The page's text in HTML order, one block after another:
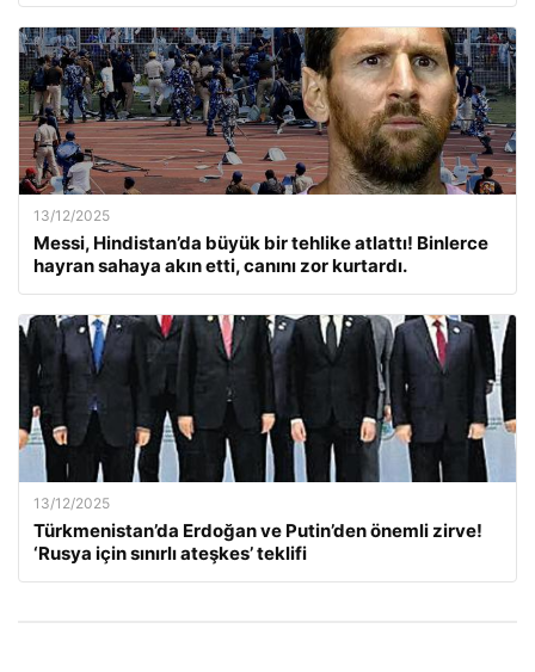
13/12/2025
Messi, Hindistan’da büyük bir tehlike atlattı! Binlerce
hayran sahaya akın etti, canını zor kurtardı.
13/12/2025
Türkmenistan’da Erdoğan ve Putin’den önemli zirve!
‘Rusya için sınırlı ateşkes’ teklifi